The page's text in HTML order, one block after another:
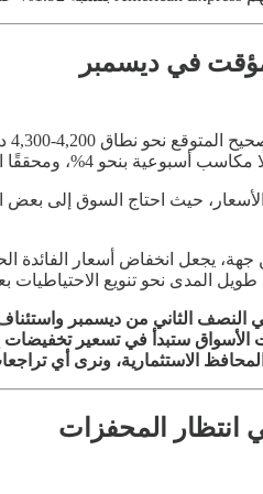
في ديسمبر
حيث احتاج السوق إلى بعض
جهة، يجعل انخفاض أسعار الفائدة
المدى نحو تنويع الاحتياطيات
الأسواق ستبدأ في تسعير
نحو 4,300-4,350 دولار كفرص شراء للمستثمرين